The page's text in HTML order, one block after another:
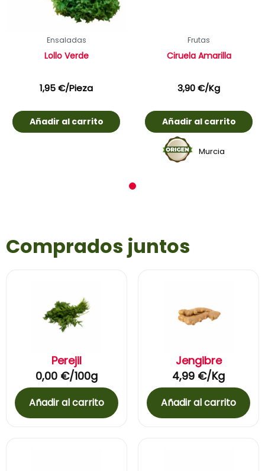
Ensaladas
Lollo Verde
1,95€/Pieza
Añadir al carrito
Frutas
Ciruela Amarilla
3,90€/Kg
Añadir al carrito
Murcia
Comprados juntos
Perejil
0,00 €/100g
Añadir al carrito
Jengibre
4,99 €/Kg
Añadir al carrito